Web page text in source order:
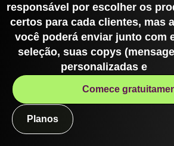
responsável por escolher os
certos para cada clientes, mas
você poderá enviar junto com
seleção, suas copys
personalizadas e
Comece
Planos